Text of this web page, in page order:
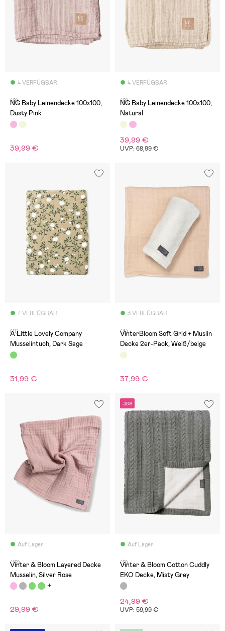
4 VERFÜGBAR
(0)
NG Baby Leinendecke 100x100,
Dusty Pink
39,99 €
4 VERFÜGBAR
(0)
NG Baby Leinendecke 100x100,
Natural
39,99 €
UVP: 68,99 €
7 VERFÜGBAR
(0)
A Little Lovely Company
Musselintuch, Dark Sage
31,99 €
3 VERFÜGBAR
(3)
VinterBloom Soft Grid + Muslin
Decke 2er-Pack, Weiß/beige
37,99 €
Auf Lager
(12)
Vinter & Bloom Layered Decke
Musselin, Silver Rose
29,99 €
-38%
Auf Lager
(2)
Vinter & Bloom Cotton Cuddly
EKO Decke, Misty Grey
24,99 €
UVP: 59,99 €